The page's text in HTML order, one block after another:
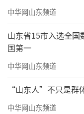
中华网山东频道
山东省15市入选全国
国第一
中华网山东频道
“山东人”不只是群
中华网山东频道